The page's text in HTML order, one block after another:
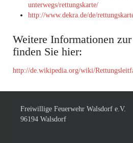
unterwegs/rettungskarte/
http://www.dekra.de/de/
Weitere Informationen
finden Sie hier:
http://de.wikipedia.org/wiki/
Freiwillige Feuerwehr Walsdorf e.V.
96194 Walsdorf